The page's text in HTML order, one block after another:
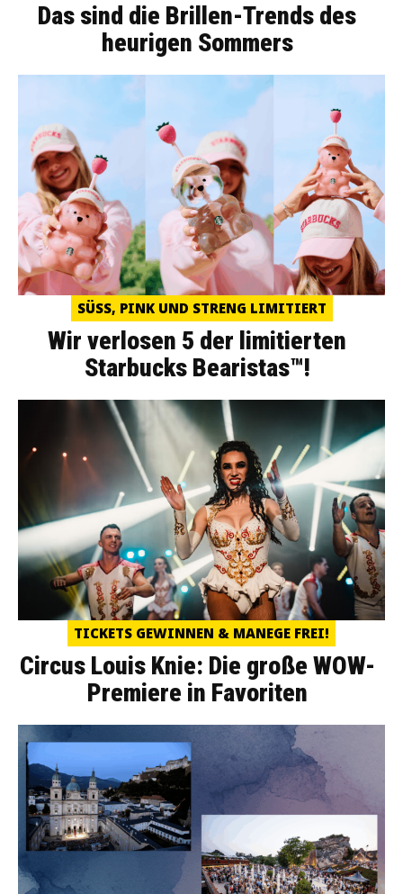
Das sind die Brillen-Trends des
heurigen Sommers
SÜSS, PINK UND STRENG LIMITIERT
Wir verlosen 5 der limitierten
Starbucks Bearistas™!
TICKETS GEWINNEN & MANEGE FREI!
Circus Louis Knie: Die große WOW-
Premiere in Favoriten